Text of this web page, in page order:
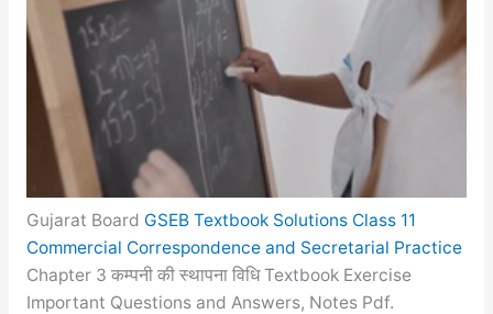
Gujarat Board GSEB Textbook Solutions Class 11
Commercial Correspondence and Secretarial Practice
Chapter 3 कम्पनी की स्थापना विधि Textbook Exercise
Important Questions and Answers, Notes Pdf.